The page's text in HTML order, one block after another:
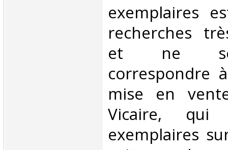
exemplaires
recherches
et ne
correspondre
mise en
Vicaire, qui
exemplaires